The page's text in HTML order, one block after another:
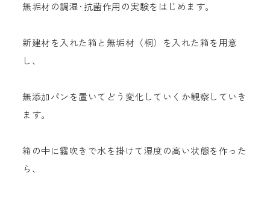
無垢材の調湿･抗菌作用の実験をはじめます。
新建材を入れた箱と無垢材（桐）を入れた箱を用意
し、
無添加パンを置いてどう変化していくか観察していき
ます。
箱の中に霧吹きで水を掛けて湿度の高い状態を作った
ら、